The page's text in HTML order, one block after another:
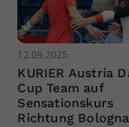
12.09.2025
KURIER Austria
Cup Team auf
Sensationskurs
Richtung Bologna